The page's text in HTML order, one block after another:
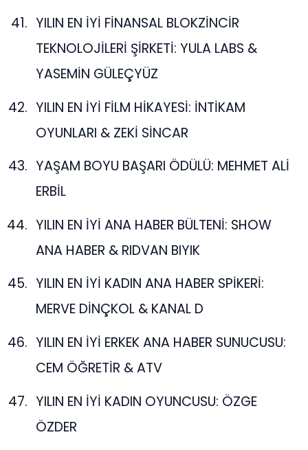
YILIN EN İYİ FİNANSAL BLOKZİNCİR
TEKNOLOJİLERİ ŞİRKETİ: YULA LABS &
YASEMİN GÜLEÇYÜZ
YILIN EN İYİ FİLM HİKAYESİ: İNTİKAM
OYUNLARI & ZEKİ SİNCAR
YAŞAM BOYU BAŞARI ÖDÜLÜ: MEHMET ALİ
ERBİL
YILIN EN İYİ ANA HABER BÜLTENİ: SHOW
ANA HABER & RIDVAN BIYIK
YILIN EN İYİ KADIN ANA HABER SPİKERİ:
MERVE DİNÇKOL & KANAL D
YILIN EN İYİ ERKEK ANA HABER SUNUCUSU:
CEM ÖĞRETİR & ATV
YILIN EN İYİ KADIN OYUNCUSU: ÖZGE
ÖZDER